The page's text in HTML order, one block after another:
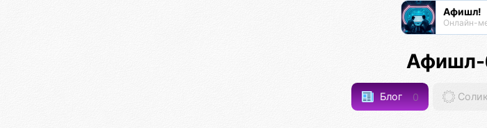
Афишл!
Афишл-
Блог 0